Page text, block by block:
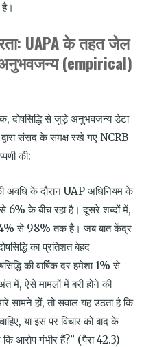
: UAPAके तहत जेल
(empirical)
से जुड़े अनुभवजन्य डेटा
संसद के समक्ष रखे गए NCRB
की:
अवधि के दौरान UAP अधिनियम के
6% के बीच रहा है। दूसरे शब्दों में,
से 98% तक है। जब बात केंद्र
का प्रतिशत बेहद
की वार्षिक दर हमेशा 1% से
ऐसे मामलों में बरी होने की
हों, तो सवाल यह उठता है कि
या इस पर विचार को बाद के
आरोप गंभीर हैं?” (पैरा 42.3)